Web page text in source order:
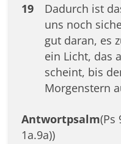
19
Dadurch ist
uns noch
gut daran, es
ein Licht, das
scheint, bis
Morgenstern
Antwortpsalm(Ps
1a.9a))